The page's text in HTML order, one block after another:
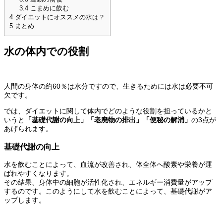
3.4こまめに飲む
4 ダイエットにオススメの水は？
5 まとめ
水の体内での役割
人間の身体の約60％は水分ですので、生きるためには水は必要不可
欠です。
では、ダイエットに関して体内でどのような役割を担っているかと
いうと
「基礎代謝の向上」「老廃物の排出」「便秘の解消」 の3点が
あげられます。
基礎代謝の向上
水を飲むことによって、血流が改善され、体全体へ酸素や栄養が運
ばれやすくなります。
その結果、身体中の細胞が活性化され、エネルギー消費量がアップ
するのです。このようにして水を飲むことによって、基礎代謝がア
ップします。